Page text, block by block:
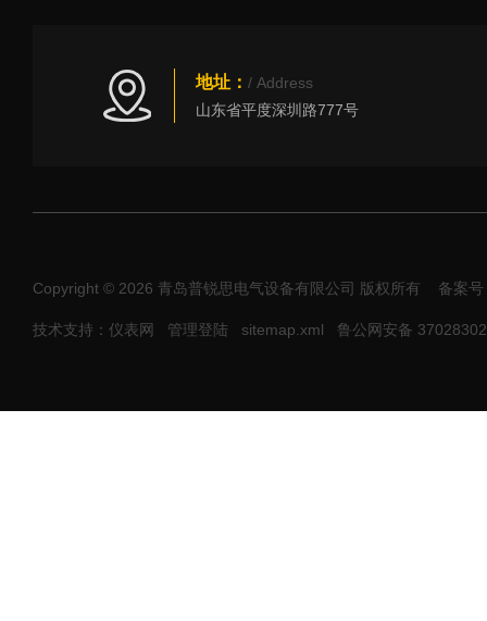
地址： / Address
山东省平度深圳路777号
Copyright © 2026 青岛普锐思电气设备有限公司 版权所有 备案号
技术支持：仪表网 管理登陆 sitemap.xml 鲁公网安备